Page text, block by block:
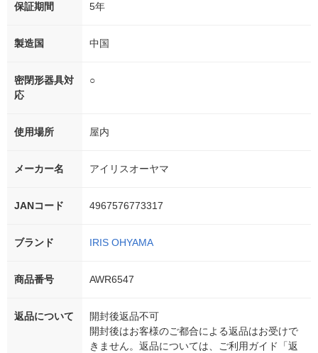
保証期間 5年
製造国 中国
密閉形器具対
応
○
使用場所 屋内
メーカー名 アイリスオーヤマ
JANコード 4967576773317
ブランド IRIS OHYAMA
商品番号 AWR6547
返品について
開封後返品不可
開封後はお客様のご都合による返品はお受けで
きません。返品については、ご利用ガイド「返